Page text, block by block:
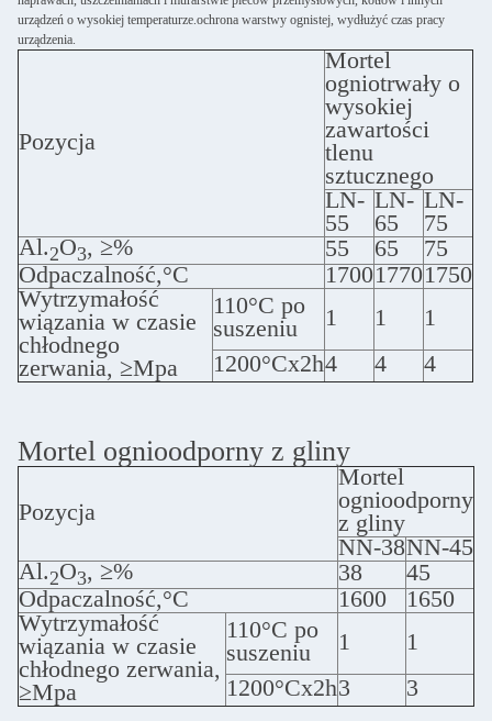
urządzeń o wysokiej temperaturze.ochrona warstwy ognistej, wydłużyć czas pracy
urządzenia.
Pozycja
Mortel
ogniotrwały o
wysokiej
zawartości
tlenu
sztucznego
LN-
55
LN-
65
LN-
75
Al.2O3, ≥% 55 65
75
Odpaczalność,°C
170017701750
Wytrzymałość
wiązania w czasie
chłodnego
zerwania, ≥Mpa
110°C po
suszeniu
1 1
1
1200°Cx2h4 4 4
Mortel ognioodporny z gliny
Pozycja
Mortel
ognioodporny
z gliny
NN-38NN-45
Al.2O3, ≥% 38
45
Odpaczalność,°C
1600
1650
Wytrzymałość
wiązania w czasie
chłodnego zerwania,
≥Mpa
110°C po
suszeniu
1
1
1200°Cx2h3
3